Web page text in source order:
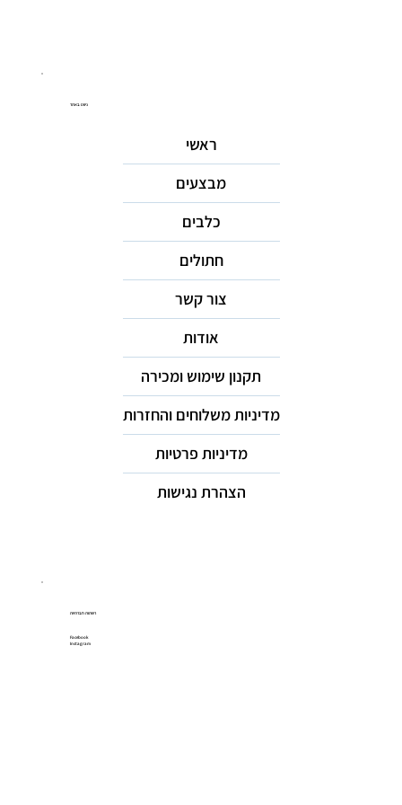
ניווט באתר
ראשי
מבצעים
כלבים
חתולים
צור קשר
אודות
תקנון שימוש ומכירה
מדיניות משלוחים והחזרות
מדיניות פרטיות
הצהרת נגישות
רשתות חברתיות
Facebook
Instagram